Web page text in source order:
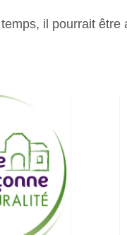
il pourrait être